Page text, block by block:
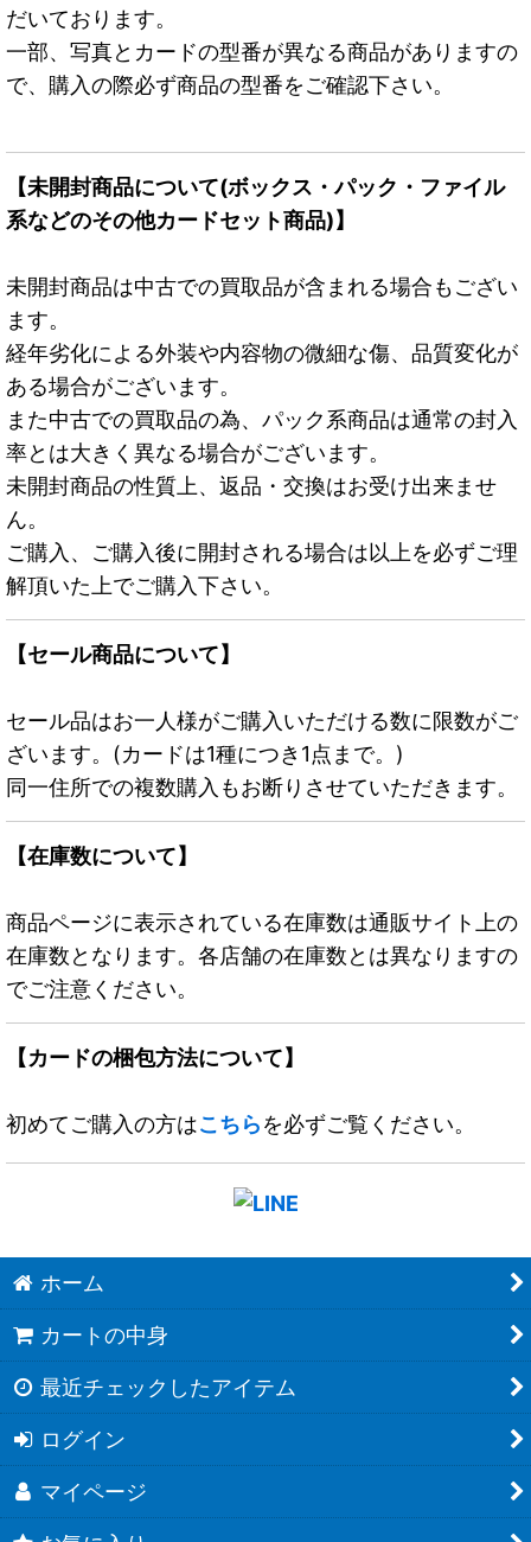
だいております。
一部、写真とカードの型番が異なる商品がありますの
で、購入の際必ず商品の型番をご確認下さい。
【未開封商品について(ボックス・パック・ファイル
系などのその他カードセット商品)】
未開封商品は中古での買取品が含まれる場合もござい
ます。
経年劣化による外装や内容物の微細な傷、品質変化が
ある場合がございます。
また中古での買取品の為、パック系商品は通常の封入
率とは大きく異なる場合がございます。
未開封商品の性質上、返品・交換はお受け出来ませ
ん。
ご購入、ご購入後に開封される場合は以上を必ずご理
解頂いた上でご購入下さい。
【セール商品について】
セール品はお一人様がご購入いただける数に限数がご
ざいます。(カードは1種につき1点まで。)
同一住所での複数購入もお断りさせていただきます。
【在庫数について】
商品ページに表示されている在庫数は通販サイト上の
在庫数となります。各店舗の在庫数とは異なりますの
でご注意ください。
【カードの梱包方法について】
初めてご購入の方はこちらを必ずご覧ください。
ホーム
カートの中身
最近チェックしたアイテム
ログイン
マイページ